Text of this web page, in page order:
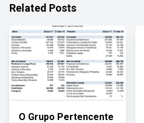
Related Posts
O Grupo Pertencente